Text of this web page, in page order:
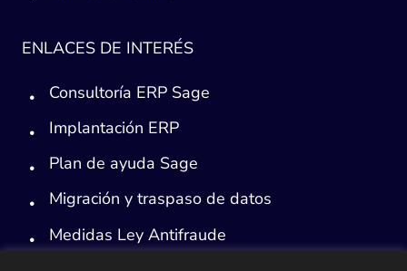
ENLACES DE INTERÉS
Consultoría ERP Sage
Implantación ERP
Plan de ayuda Sage
Migración y traspaso de datos
Medidas Ley Antifraude